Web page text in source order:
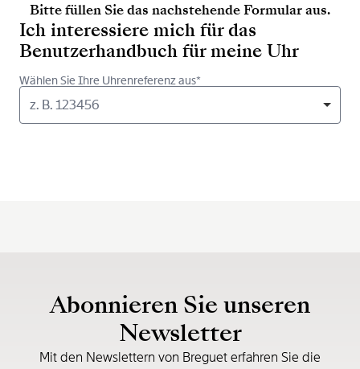
Bitte füllen Sie das nachstehende Formular aus.
Ich interessiere mich für das
Benutzerhandbuch für meine Uhr
Wählen Sie Ihre Uhrenreferenz aus*
z. B. 123456
Abonnieren Sie unseren
Newsletter
Mit den Newslettern von Breguet erfahren Sie die